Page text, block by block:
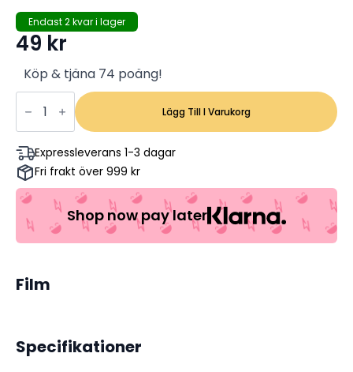
händer med en explosiv stridsplan som mycket väl
kan få dem ställda inför krigsrätt.
Endast 2 kvar i lager
49 kr
Köp & tjäna 74 poäng!
Flight
of
Intruder
-
Danny
Glover,
Willem
Dafoe,
Johnson
(Begagnad)
mängd
Lägg Till I Varukorg
Expressleverans 1-3 dagar
Fri frakt över 999 kr
Shop now pay later
Film
Specifikationer